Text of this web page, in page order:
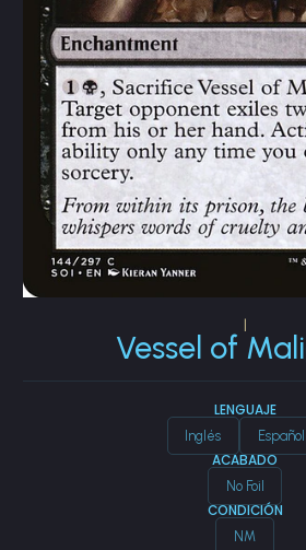
Vessel of
LENGUAJE
Inglés Español
ACABADO
No Foil
CONDICIÓN
NM